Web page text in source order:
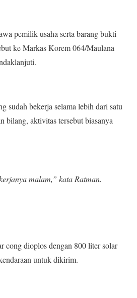
pemilik usaha serta barang bukti
ke Markas Korem 064/Maulana
sudah bekerja selama lebih dari satu
bilang, aktivitas tersebut biasanya
malam,” kata Ratman.
cong dioplos dengan 800 liter solar
untuk dikirim.